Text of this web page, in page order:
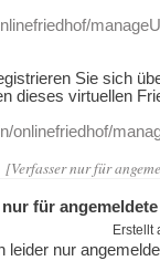
Sie sich
dieses virtuellen
onlinefriedhof/
[Verfasser nur für
nur für
Erstellt
leider nur